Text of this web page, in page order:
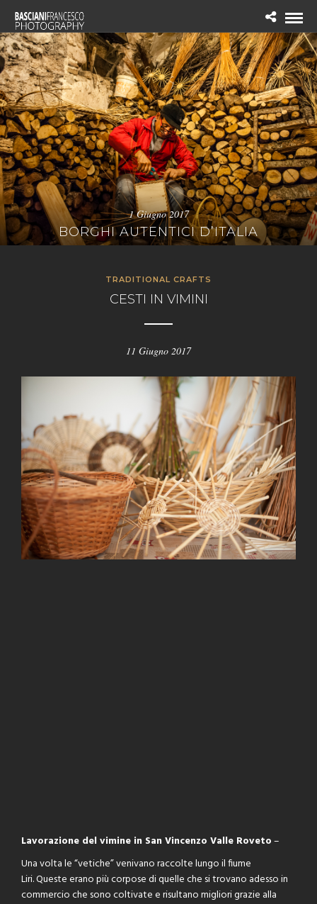
1 Giugno 2017
BORGHI AUTENTICI D’ITALIA
TRADITIONAL CRAFTS
CESTI IN VIMINI
11 Giugno 2017
Lavorazione del vimine in San Vincenzo Valle Roveto–
Una volta le “vetiche” venivano raccolte lungo il fiume
Liri. Queste erano più corpose di quelle che si trovano adesso in
commercio che sono coltivate e risultano migliori grazie alla